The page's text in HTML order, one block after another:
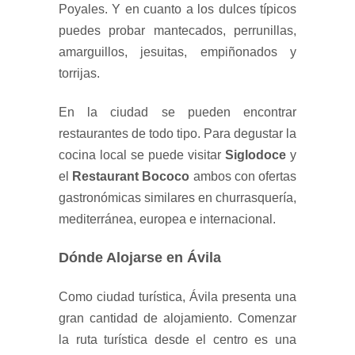
Poyales. Y en cuanto a los dulces típicos
puedes probar mantecados, perrunillas,
amarguillos, jesuitas, empiñonados y
torrijas.
En la ciudad se pueden encontrar
restaurantes de todo tipo. Para degustar la
cocina local se puede visitar Siglodoce y
el
Restaurant Bococo ambos con ofertas
gastronómicas similares en churrasquería,
mediterránea, europea e internacional.
Dónde Alojarse en Ávila
Como ciudad turística, Ávila presenta una
gran cantidad de alojamiento. Comenzar
la ruta turística desde el centro es una